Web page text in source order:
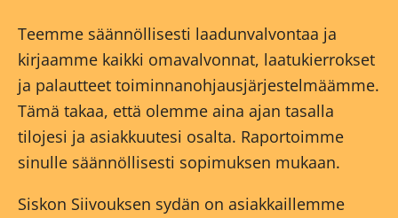
Teemme säännöllisesti laadunvalvontaa ja
kirjaamme kaikki omavalvonnat, laatukierrokset
ja palautteet toiminnanohjausjärjestelmäämme.
Tämä takaa, että olemme aina ajan tasalla
tilojesi ja asiakkuutesi osalta. Raportoimme
sinulle säännöllisesti sopimuksen mukaan.
Siskon Siivouksen sydän on asiakkaillemme